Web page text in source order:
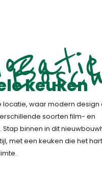
keuken
locatie, waar modern design
soorten film- en
binnen in dit
met een keuken die het